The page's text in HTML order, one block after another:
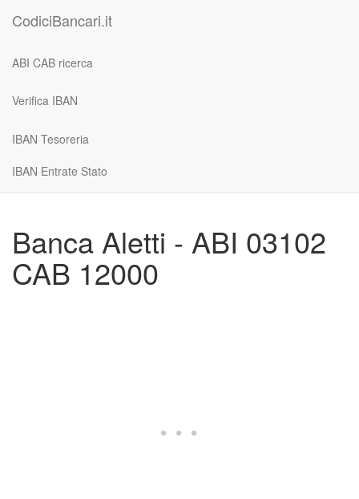
CodiciBancari.it
ABI CAB ricerca
Verifica IBAN
IBAN Tesoreria
IBAN Entrate Stato
Banca Aletti - ABI 03102
CAB 12000